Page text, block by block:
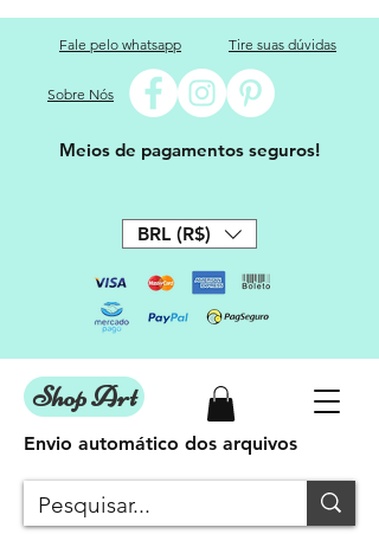
Fale pelo whatsapp Tire suas dúvidas
Sobre Nós
Meios de pagamentos seguros!
BRL (R$)
Shop Art
Envio automático dos arquivos